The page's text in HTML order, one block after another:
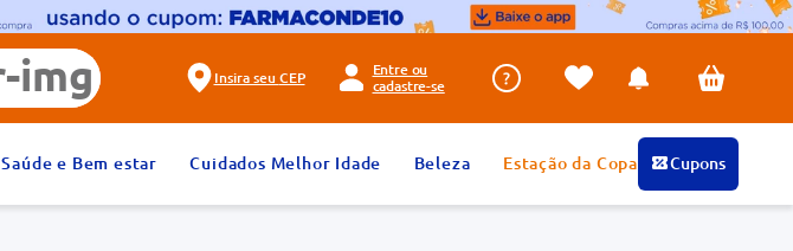
Insira seu CEP
Entre ou
cadastre-se
Saúde e Bem estar Cuidados Melhor Idade Beleza Estação da Copa Cupons